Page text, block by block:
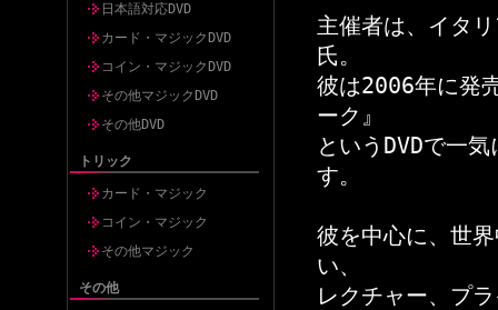
日本語対応DVD
カード・マジックDVD
コイン・マジックDVD
その他マジックDVD
その他DVD
トリック
カード・マジック
コイン・マジック
その他マジック
その他
主催者は、イタ
氏。
彼は2006年に発
ーク』
というDVDで一
す。
彼を中心に、世
い、
レクチャー、プ